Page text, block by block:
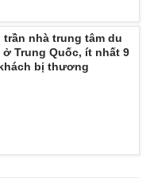
không có sự chấp
khi phát hành lại
trần nhà trung tâm du
ở Trung Quốc, ít nhất 9
bị thương